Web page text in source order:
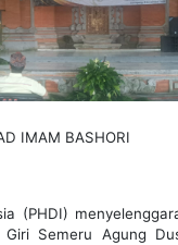
BASHORI
(PHDI)
Semeru Agung